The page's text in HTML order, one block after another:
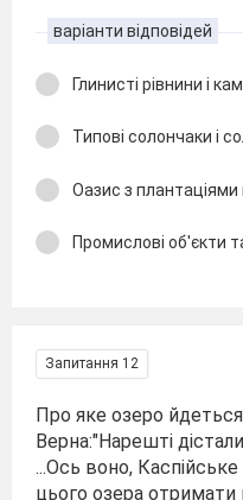
варіанти відповідей
Глинисті рівнини і
Типові солончаки і
Оазис з плантаціями
Промислові об'єкти
Запитання 12
Про яке озеро
Верна:"Нарешті
...Ось воно,
цього озера